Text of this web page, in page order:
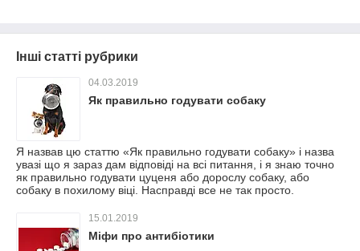
Інші статті рубрики
04.03.2019
Як правильно годувати собаку
Я назвав цю статтю «Як правильно годувати собаку» і назва
увазі що я зараз дам відповіді на всі питання, і я знаю точно
як правильно годувати цуценя або дорослу собаку, або
собаку в похилому віці. Насправді все не так просто.
15.01.2019
Міфи про антибіотики